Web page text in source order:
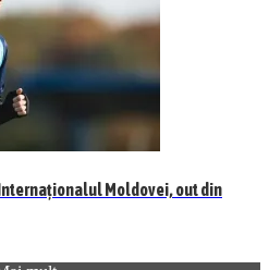
Moldovei, out din